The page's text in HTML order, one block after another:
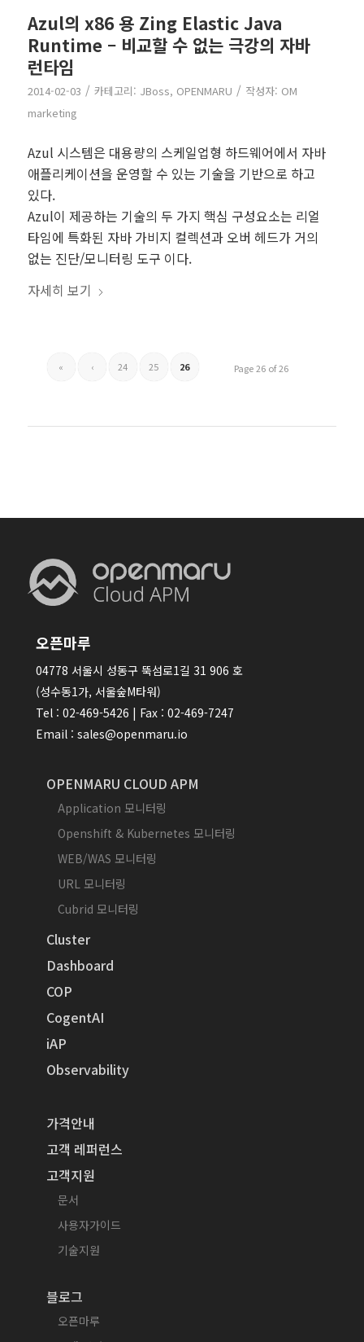
Azul의 x86 용 Zing Elastic Java
Runtime – 비교할 수 없는 극강의 자바
런타임
2014-02-03 / 카테고리: JBoss, OPENMARU / 작성자: OM
marketing
Azul 시스템은 대용량의 스케일업형 하드웨어에서 자바
애플리케이션을 운영할 수 있는 기술을 기반으로 하고
있다.
Azul이 제공하는 기술의 두 가지 핵심 구성요소는 리얼
타임에 특화된 자바 가비지 컬렉션과 오버 헤드가 거의
없는 진단/모니터링 도구 이다.
자세히 보기
Page 26 of 26
« ‹ 24 25 26
오픈마루
04778 서울시 성동구 뚝섬로1길 31 906 호
(성수동1가, 서울숲M타워)
Tel : 02-469-5426 | Fax : 02-469-7247
Email : sales@openmaru.io
OPENMARU CLOUD APM
Application 모니터링
Openshift & Kubernetes 모니터링
WEB/WAS 모니터링
URL 모니터링
Cubrid 모니터링
Cluster
Dashboard
COP
CogentAI
iAP
Observability
가격안내
고객 레퍼런스
고객지원
문서
사용자가이드
기술지원
블로그
오픈마루